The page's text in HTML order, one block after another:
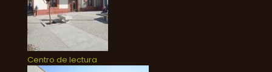
Centro de lectura